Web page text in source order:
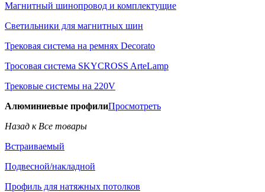
Магнитный шинопровод и комплектущие
Светильники для магнитных шин
Трековая система на ремнях Decorato
Тросовая система SKYCROSS ArteLamp
Трековые системы на 220V
Алюминиевые профилиПросмотреть
Назад к Все товары
Встраиваемый
Подвесной/накладной
Профиль для натяжных потолков